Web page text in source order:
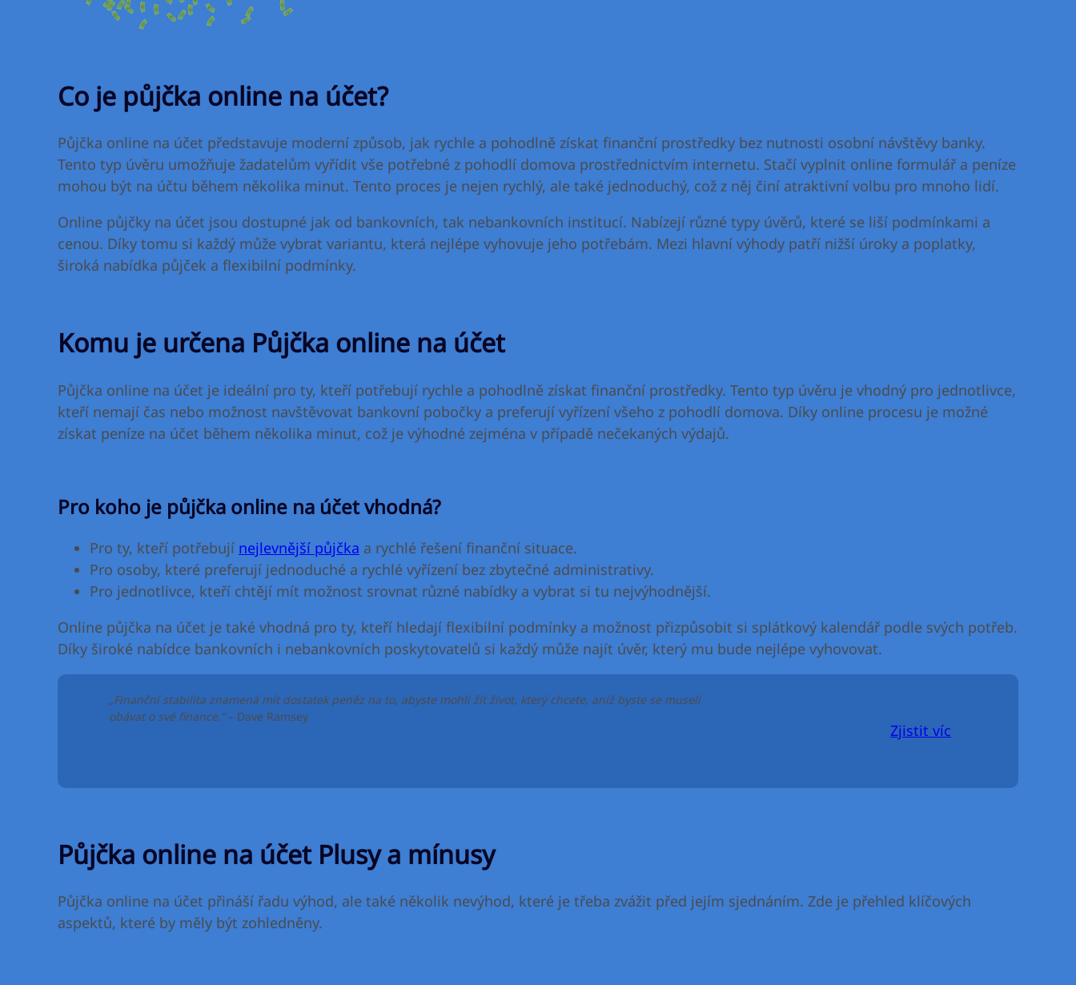
Co je půjčka online na účet?
Půjčka online na účet představuje moderní způsob, jak rychle a pohodlně získat finanční prostředky bez nutnosti osobní návštěvy banky.
Tento typ úvěru umožňuje žadatelům vyřídit vše potřebné z pohodlí domova prostřednictvím internetu. Stačí vyplnit online formulář a peníze
mohou být na účtu během několika minut. Tento proces je nejen rychlý, ale také jednoduchý, což z něj činí atraktivní volbu pro mnoho lidí.
Online půjčky na účet jsou dostupné jak od bankovních, tak nebankovních institucí. Nabízejí různé typy úvěrů, které se liší podmínkami a
cenou. Díky tomu si každý může vybrat variantu, která nejlépe vyhovuje jeho potřebám. Mezi hlavní výhody patří nižší úroky a poplatky,
široká nabídka půjček a flexibilní podmínky.
Komu je určena Půjčka online na účet
Půjčka online na účet je ideální pro ty, kteří potřebují rychle a pohodlně získat finanční prostředky. Tento typ úvěru je vhodný pro jednotlivce,
kteří nemají čas nebo možnost navštěvovat bankovní pobočky a preferují vyřízení všeho z pohodlí domova. Díky online procesu je možné
získat peníze na účet během několika minut, což je výhodné zejména v případě nečekaných výdajů.
Pro koho je půjčka online na účet vhodná?
Pro ty, kteří potřebují nejlevnější půjčka a rychlé řešení finanční situace.
Pro osoby, které preferují jednoduché a rychlé vyřízení bez zbytečné administrativy.
Pro jednotlivce, kteří chtějí mít možnost srovnat různé nabídky a vybrat si tu nejvýhodnější.
Online půjčka na účet je také vhodná pro ty, kteří hledají flexibilní podmínky a možnost přizpůsobit si splátkový kalendář podle svých potřeb.
Díky široké nabídce bankovních i nebankovních poskytovatelů si každý může najít úvěr, který mu bude nejlépe vyhovovat.
„Finanční stabilita znamená mít dostatek peněz na to, abyste mohli žít život, který chcete, aniž byste se museli
obávat o své finance.“– Dave Ramsey
Zjistit víc
Půjčka online na účet Plusy a mínusy
Půjčka online na účet přináší řadu výhod, ale také několik nevýhod, které je třeba zvážit před jejím sjednáním. Zde je přehled klíčových
aspektů, které by měly být zohledněny.